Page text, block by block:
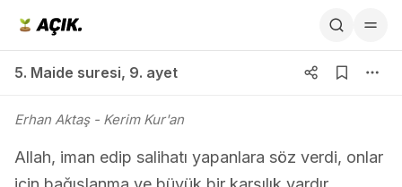
5. Maide suresi, 9. ayet
Erhan Aktaş- Kerim Kur'an
Allah, iman edip salihatı yapanlara söz verdi, onlar